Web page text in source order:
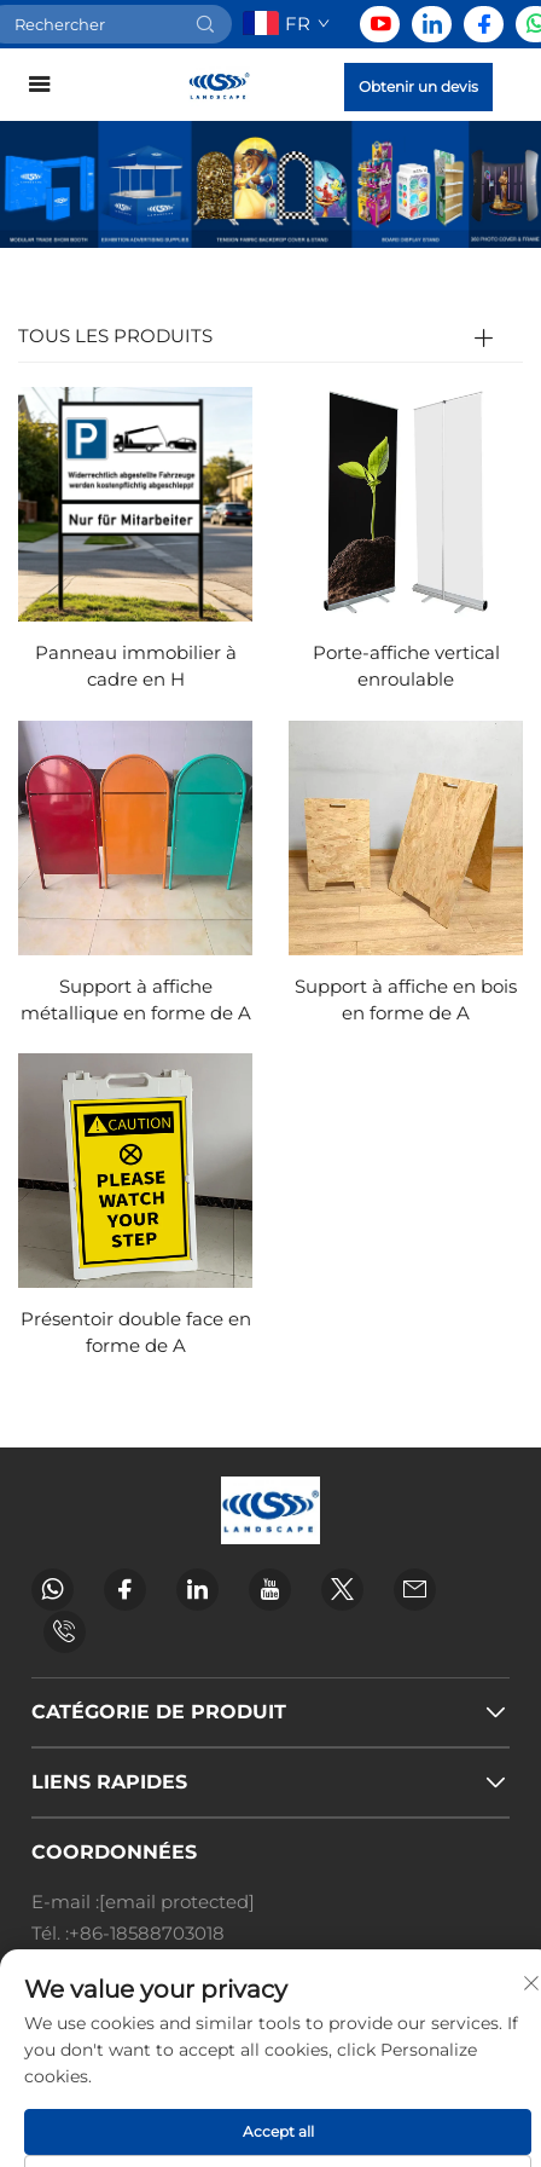
FR
Obtenir un devis
TOUS LES PRODUITS
Panneau immobilier à
cadre en H
Porte-affiche vertical
enroulable
Support à affiche
métallique en forme de A
Support à affiche en bois
en forme de A
Présentoir double face en
forme de A
CATÉGORIE DE PRODUIT
LIENS RAPIDES
COORDONNÉES
E-mail :[email protected]
Tél. :+86-18588703018
de Baiyun, ville de Guangzhou, province du
Guangdong
Droits d'auteur © Guangzhou Landscape Technology
confidentialité -Blogue
We value your privacy
We use cookies and similar tools to provide our services. If
you don't want to accept all cookies, click Personalize
cookies.
Accept all